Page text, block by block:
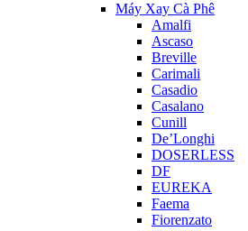
Máy Xay Cà Phê
Amalfi
Ascaso
Breville
Carimali
Casadio
Casalano
Cunill
De’Longhi
DOSERLESS
DF
EUREKA
Faema
Fiorenzato